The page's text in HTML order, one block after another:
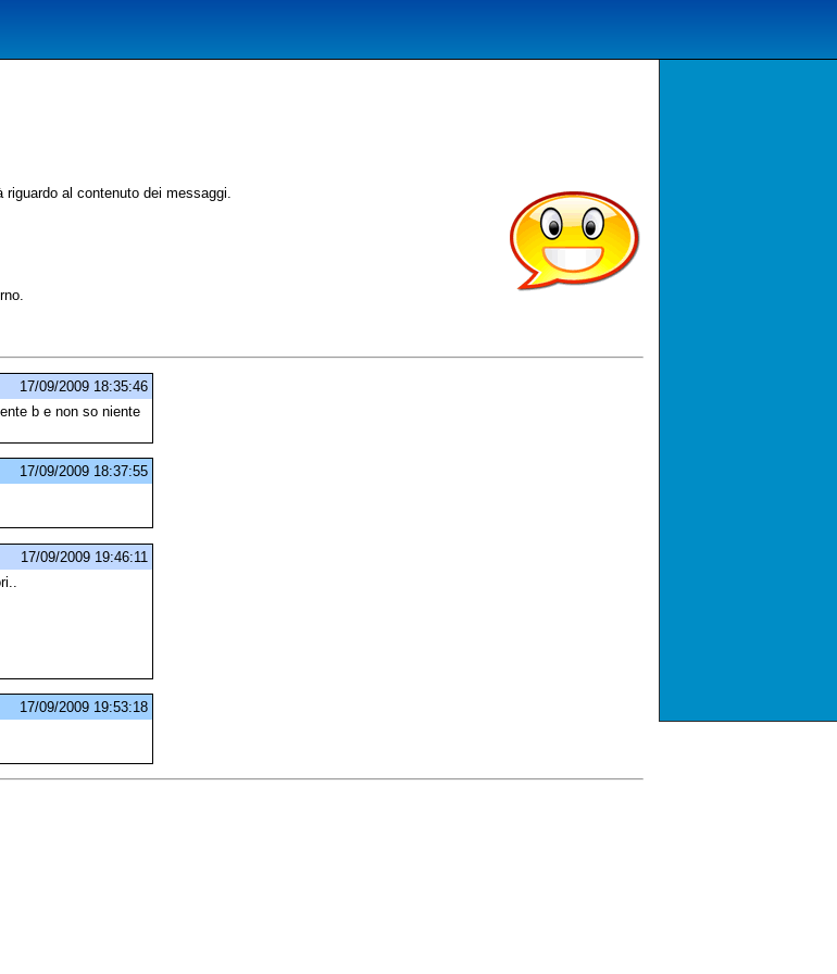
al contenuto dei messaggi.
17/09/2009 18:35:46
b e non so niente
17/09/2009 18:37:55
17/09/2009 19:46:11
17/09/2009 19:53:18